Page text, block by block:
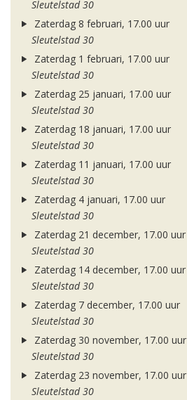
Sleutelstad 30
Zaterdag 8 februari, 17.00 uur
Sleutelstad 30
Zaterdag 1 februari, 17.00 uur
Sleutelstad 30
Zaterdag 25 januari, 17.00 uur
Sleutelstad 30
Zaterdag 18 januari, 17.00 uur
Sleutelstad 30
Zaterdag 11 januari, 17.00 uur
Sleutelstad 30
Zaterdag 4 januari, 17.00 uur
Sleutelstad 30
Zaterdag 21 december, 17.00 uur
Sleutelstad 30
Zaterdag 14 december, 17.00 uur
Sleutelstad 30
Zaterdag 7 december, 17.00 uur
Sleutelstad 30
Zaterdag 30 november, 17.00 uur
Sleutelstad 30
Zaterdag 23 november, 17.00 uur
Sleutelstad 30